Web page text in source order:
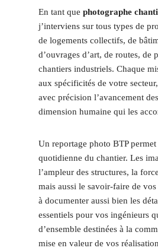
En tant que photographe
j’interviens sur tous types de
de logements collectifs, de
d’ouvrages d’art, de routes, de
chantiers industriels. Chaque
aux spécificités de votre
avec précision l’avancement
dimension humaine qui les
Un reportage photo BTP
quotidienne du chantier. Les
l’ampleur des structures, la
mais aussi le savoir-faire de
à documenter aussi bien les
essentiels pour vos ingénieurs
d’ensemble destinées à la
mise en valeur de vos